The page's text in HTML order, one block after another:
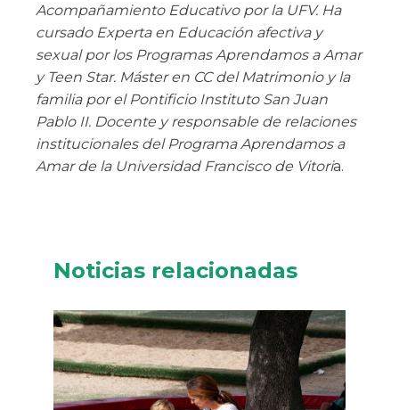
Acompañamiento Educativo por la UFV. Ha
cursado Experta en Educación afectiva y
sexual por los Programas Aprendamos a Amar
y Teen Star. Máster en CC del Matrimonio y la
familia por el Pontificio Instituto San Juan
Pablo II. Docente y responsable de relaciones
institucionales del Programa Aprendamos a
Amar de la Universidad Francisco de Vitoria.
Noticias relacionadas